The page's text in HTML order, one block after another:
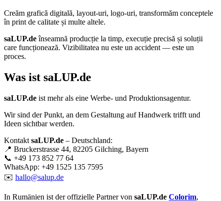
Creăm grafică digitală, layout-uri, logo-uri, transformăm conceptele
în print de calitate și multe altele.
saLUP.deînseamnă producție la timp, execuție precisă și soluții
care funcționează. Vizibilitatea nu este un accident — este un
proces.
Was ist saLUP.de
saLUP.de ist mehr als eine Werbe- und Produktionsagentur.
Wir sind der Punkt, an dem Gestaltung auf Handwerk trifft und
Ideen sichtbar werden.
Kontakt saLUP.de – Deutschland:
📍 Bruckerstrasse 44, 82205 Gilching, Bayern
📞 +49 173 852 77 64
WhatsApp: +49 1525 135 7595
✉️ hallo@salup.de
In Rumänien ist der offizielle Partner von saLUP.de Colorim,